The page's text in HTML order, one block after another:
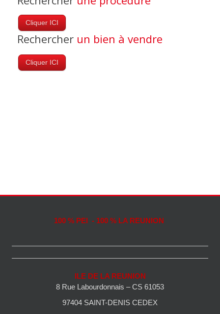
Cliquer ICI
Rechercher un bien à vendre
Cliquer ICI
100 % PEI - 100 % LA REUNION
ILE DE LA REUNION
8 Rue Labourdonnais – CS 61053
97404 SAINT-DENIS CEDEX